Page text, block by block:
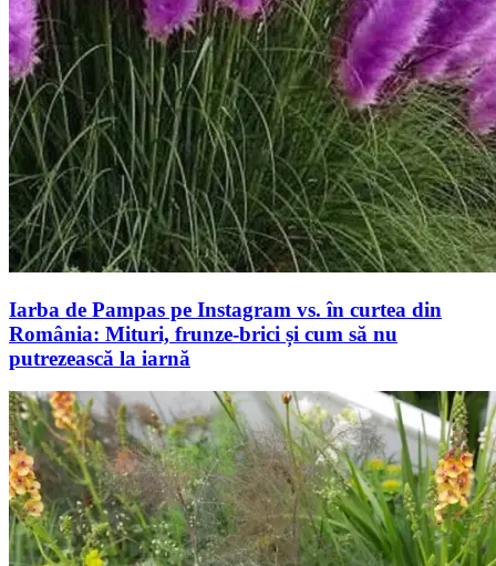
Iarba de Pampas pe Instagram vs. în curtea din
România: Mituri, frunze-brici și cum să nu
putrezească la iarnă